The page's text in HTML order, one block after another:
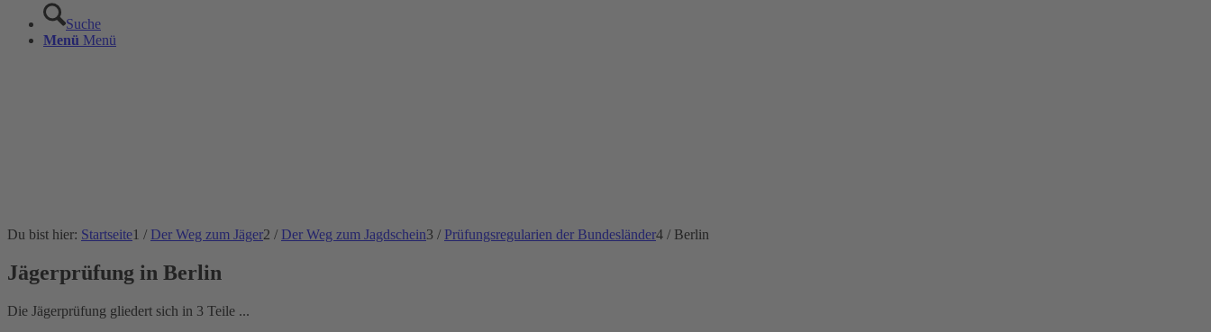
Suche
Menü Menü
Du bist hier: Startseite1 / Der Weg zum Jäger2 / Der Weg zum Jagdschein3 / Prüfungsregularien der Bundesländer4 / Berlin
Jägerprüfung in Berlin
Die Jägerprüfung gliedert sich in 3 Teile ...